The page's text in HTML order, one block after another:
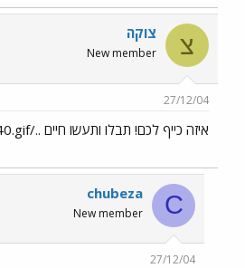
צ צוקה
New member
27/12/04
איזה כייף לכם! תבלו ותעשו חיים ../images/Emo140.gif
C
chubeza
New member
27/12/04